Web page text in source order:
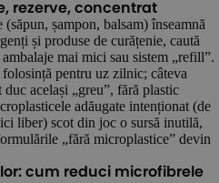
rezerve, concentrat
șampon, balsam) înseamnă
și produse de curățenie, caută
mai mici sau sistem „refill”.
pentru uz zilnic; câteva
același „greu”, fără plastic
adăugate intenționat (de
liber) scot din joc o sursă inutilă,
„fără microplastice” devin
cum reduci microfibrele